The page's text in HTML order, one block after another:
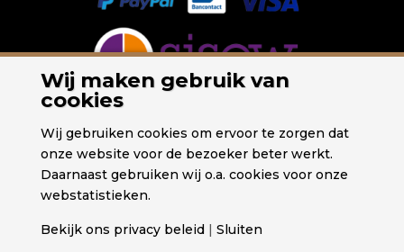
Wij maken gebruik van
cookies
Wij gebruiken cookies om ervoor te zorgen dat
onze website voor de bezoeker beter werkt.
Daarnaast gebruiken wij o.a. cookies voor onze
webstatistieken.
Bekijk ons privacy beleid | Sluiten